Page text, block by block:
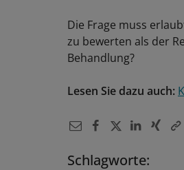
Die Frage muss
zu bewerten als der
Behandlung?
Lesen Sie dazu auch:
Schlagworte: